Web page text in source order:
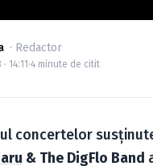
· Redactor
14:11 ·4 minute de citit
concertelor
& The DigFlo Band